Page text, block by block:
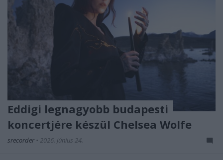
Eddigi legnagyobb budapesti
koncertjére készül Chelsea Wolfe
srecorder • 2026. június 24.